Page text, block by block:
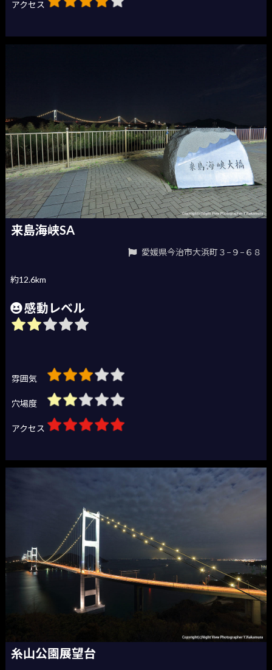
アクセス
来島海峡SA
愛媛県今治市大浜町３−９−６８
約12.6km
感動レベル
雰囲気
穴場度
アクセス
糸山公園展望台